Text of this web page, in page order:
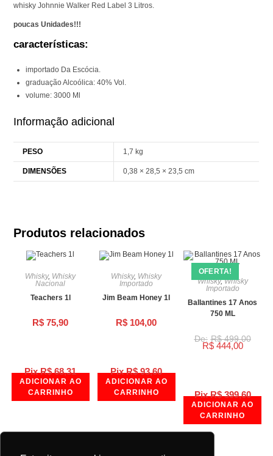
whisky Johnnie Walker Red Label 3 Litros.
poucas Unidades!!!
características:
importado Da Escócia.
graduação Alcoólica: 40% Vol.
volume: 3000 Ml
Informação adicional
PESO 1,7 kg
DIMENSÕES 0,38 × 28,5 × 23,5 cm
Produtos relacionados
Pix R$68,31
Whisky, Whisky
Nacional
Teachers 1l
R$ 75,90
ADICIONAR AO
CARRINHO
Pix R$93,60
Whisky, Whisky
Importado
Jim Beam Honey 1l
R$ 104,00
ADICIONAR AO
CARRINHO
Pix R$399,60
OFERTA!
Whisky,Whisky
Importado
Ballantines 17 Anos
750 ML
R$499,00
R$444,00
ADICIONAR AO
CARRINHO